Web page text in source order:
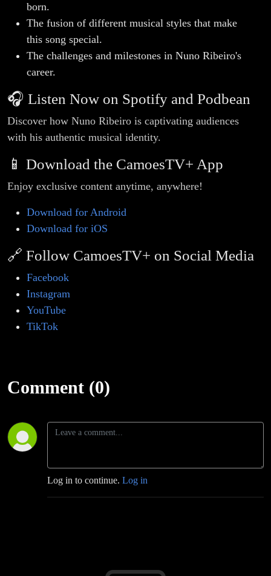
born.
The fusion of different musical styles that make
this song special.
The challenges and milestones in Nuno Ribeiro's
career.
🎧 Listen Now on Spotify and Podbean
Discover how Nuno Ribeiro is captivating audiences
with his authentic musical identity.
📱 Download the CamoesTV+ App
Enjoy exclusive content anytime, anywhere!
Download for Android
Download for iOS
🔗 Follow CamoesTV+ on Social Media
Facebook
Instagram
YouTube
TikTok
Comment (0)
Log in to continue. Log in